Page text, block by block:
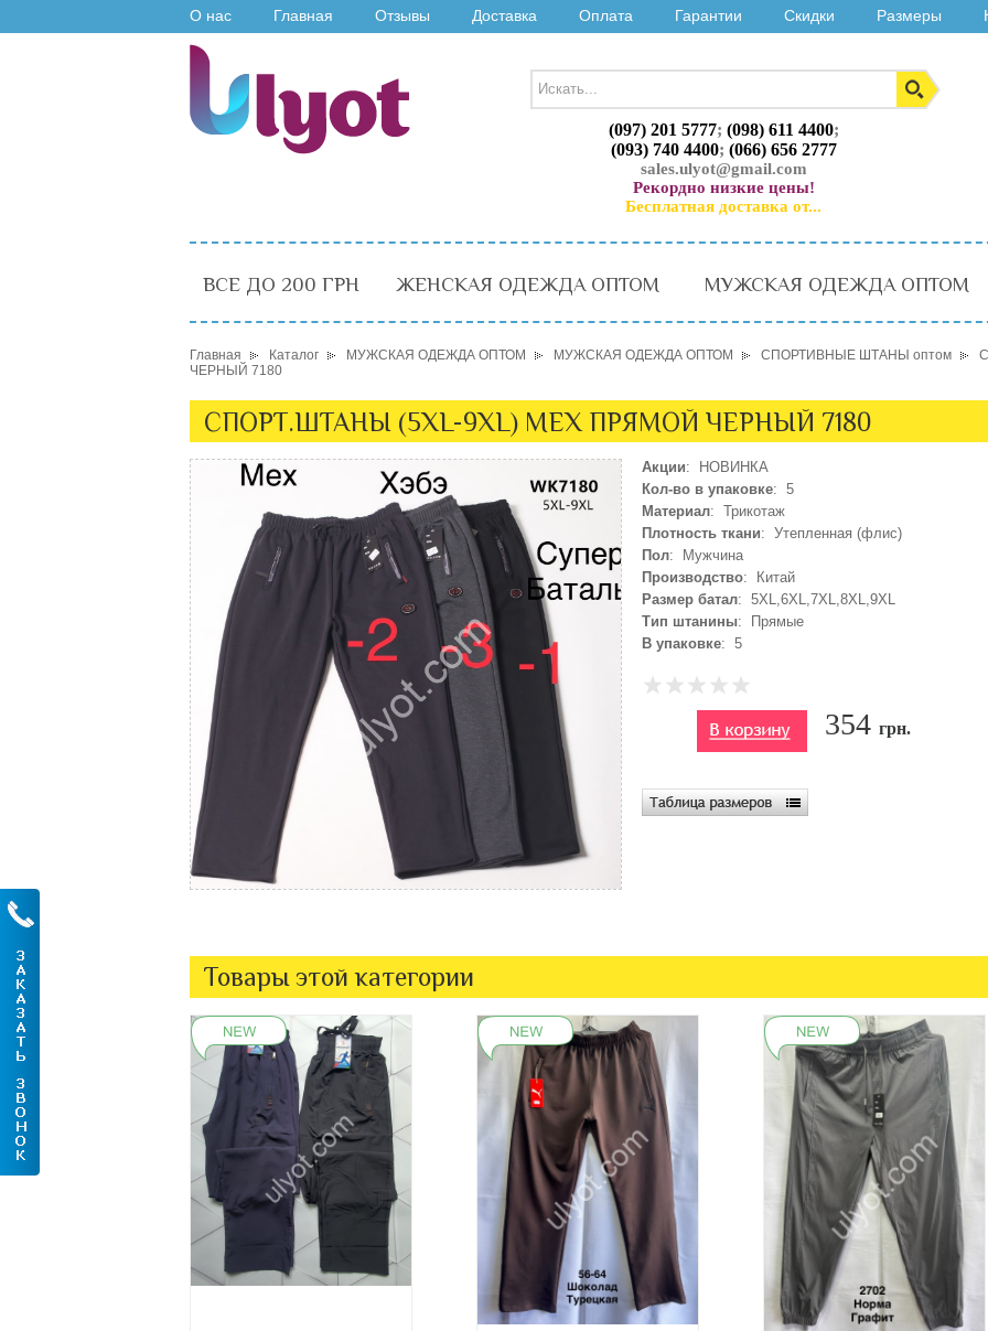
О нас Главная Отзывы Доставка Оплата Гарантии Скидки Размеры
(097) 201 5777; (098) 611 4400;
(093) 740 4400; (066) 656 2777
sales.ulyot@gmail.com
Рекордно низкие цены!
Бесплатная доставка от...
ВСЕ ДО 200 ГРН ЖЕНСКАЯ ОДЕЖДА ОПТОМ МУЖСКАЯ ОДЕЖДА ОПТОМ
Главная Каталог МУЖСКАЯ ОДЕЖДА ОПТОМ МУЖСКАЯ ОДЕЖДА ОПТОМ СПОРТИВНЫЕ ШТАНЫ оптом
ЧЕРНЫЙ 7180
СПОРТ.ШТАНЫ (5XL-9XL) МЕХ ПРЯМОЙ ЧЕРНЫЙ 7180
Акции: НОВИНКА
Кол-во в упаковке: 5
Материал: Трикотаж
Плотность ткани: Утепленная (флис)
Пол: Мужчина
Производство: Китай
Размер батал: 5XL,6XL,7XL,8XL,9XL
Тип штанины: Прямые
В упаковке: 5
354 грн.
Товары этой категории